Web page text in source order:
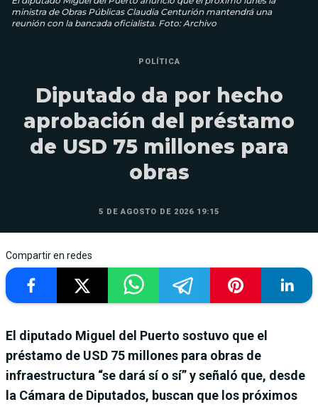
ministra de Obras Públicas Claudia Centurión mantendrá una
reunión con la bancada oficialista. Foto: Archivo
POLÍTICA
Diputado da por hecho
aprobación del préstamo
de USD 75 millones para
obras
5 DE AGOSTO DE 2026 19:15
Compartir en redes
El diputado Miguel del Puerto sostuvo que el
préstamo de USD 75 millones para obras de
infraestructura “se dará sí o sí” y señaló que, desde
la Cámara de Diputados, buscan que los próximos